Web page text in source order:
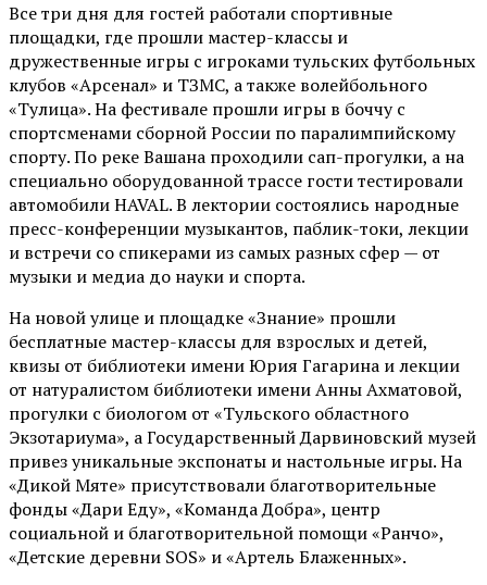
Все три дня для гостей работали спортивные
площадки, где прошли мастер-классы и
дружественные игры с игроками тульских футбольных
клубов «Арсенал» и ТЗМС, а также волейбольного
«Тулица». На фестивале прошли игры в боччу с
спортсменами сборной России по паралимпийскому
спорту. По реке Вашана проходили сап-прогулки, а на
специально оборудованной трассе гости тестировали
автомобили HAVAL. В лектории состоялись народные
пресс-конференции музыкантов, паблик-токи, лекции
и встречи со спикерами из самых разных сфер — от
музыки и медиа до науки и спорта.
На новой улице и площадке «Знание» прошли
бесплатные мастер-классы для взрослых и детей,
квизы от библиотеки имени Юрия Гагарина и лекции
от натуралистом библиотеки имени Анны Ахматовой,
прогулки с биологом от «Тульского областного
Экзотариума», а Государственный Дарвиновский музей
привез уникальные экспонаты и настольные игры. На
«Дикой Мяте» присутствовали благотворительные
фонды «Дари Еду», «Команда Добра», центр
социальной и благотворительной помощи «Ранчо»,
«Детские деревни SOS» и «Артель Блаженных».